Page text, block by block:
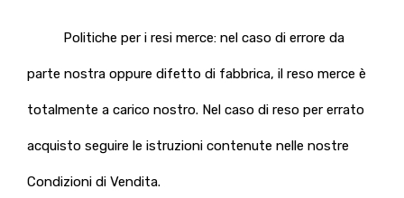
Politiche per i resi merce: nel caso di errore da
parte nostra oppure difetto di fabbrica, il reso merce è
totalmente a carico nostro. Nel caso di reso per errato
acquisto seguire le istruzioni contenute nelle nostre
Condizioni di Vendita.